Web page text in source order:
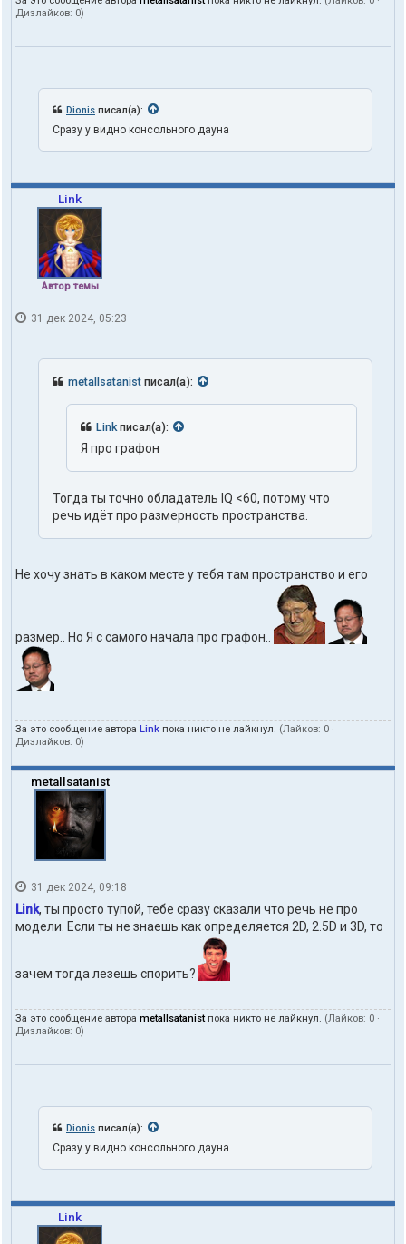
Дизлайков: 0)
Dionis писал(а):
Сразу у видно консольного дауна
Link
Автор темы
31 дек 2024, 05:23
metallsatanist писал(а):
Linkписал(а):
Я про графон
Тогда ты точно обладатель IQ <60, потому что
речь идёт про размерность пространства.
Не хочу знать в каком месте у тебя там пространство и его
размер.. Но Я с самого начала про графон..
За это сообщение автора Link пока никто не лайкнул. (Лайков: 0 ·
Дизлайков: 0)
metallsatanist
31 дек 2024, 09:18
Link, ты просто тупой, тебе сразу сказали что речь не про
модели. Если ты не знаешь как определяется 2D, 2.5D и 3D, то
зачем тогда лезешь спорить?
За это сообщение автора metallsatanistпока никто не лайкнул. (Лайков: 0 ·
Дизлайков: 0)
Dionis писал(а):
Сразу у видно консольного дауна
Link